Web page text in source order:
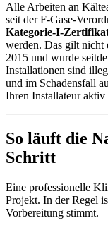
Alle Arbeiten an
seit der F-Gase-
Kategorie-I-
werden. Das gilt nicht
2015 und wurde
Installationen sind
und im Schadensfall
Ihren Installateur
So läuft die
Schritt
Eine professionelle
Projekt. In der Regel
Vorbereitung stimmt.